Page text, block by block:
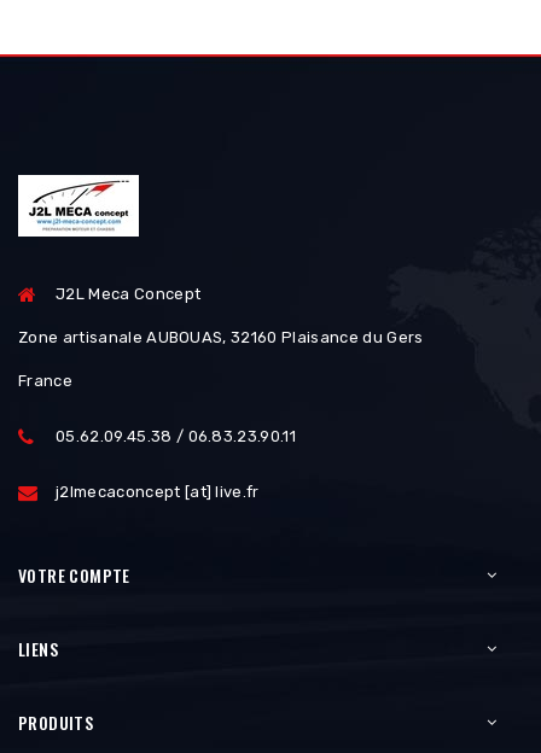
J2L Meca Concept
Zone artisanale AUBOUAS, 32160 Plaisance du Gers
France
05.62.09.45.38 / 06.83.23.90.11
j2lmecaconcept [at] live.fr
VOTRE COMPTE
LIENS
PRODUITS